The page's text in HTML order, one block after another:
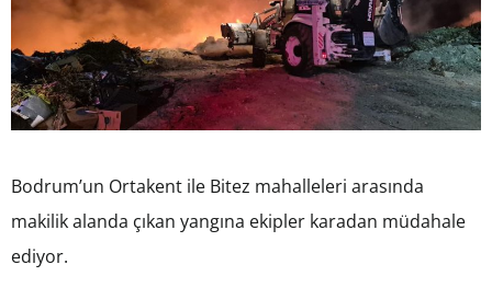
Bodrum’un Ortakent ile Bitez mahalleleri arasında
makilik alanda çıkan yangına ekipler karadan müdahale
ediyor.